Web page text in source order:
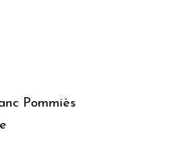
Pommiès